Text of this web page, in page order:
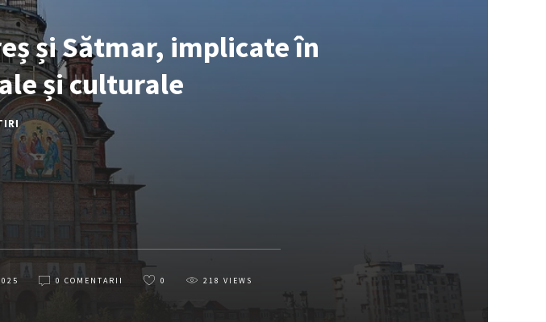
și Sătmar, implicate în
și culturale
0 COMENTARII 0 218 VIEWS